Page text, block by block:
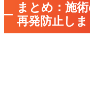
まとめ：施
再発防止しま